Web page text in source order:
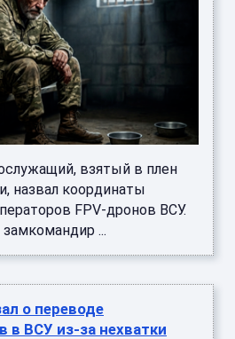
взятый в плен
назвал координаты
FPV-дронов ВСУ.
...
о переводе
в ВСУ из-за нехватки